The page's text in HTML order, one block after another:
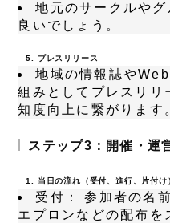
地元のサークルや
良いでしょう。
5. プレスリリース
地域の情報誌や
組みとしてプレスリリ
知度向上に繋がります
ステップ3：開催・運
1. 当日の流れ（受付、進行、片付け
受付：
参加者の名
エプロンなどの配布を